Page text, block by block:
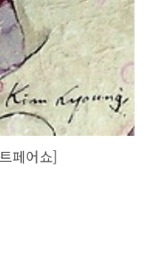
페어쇼]